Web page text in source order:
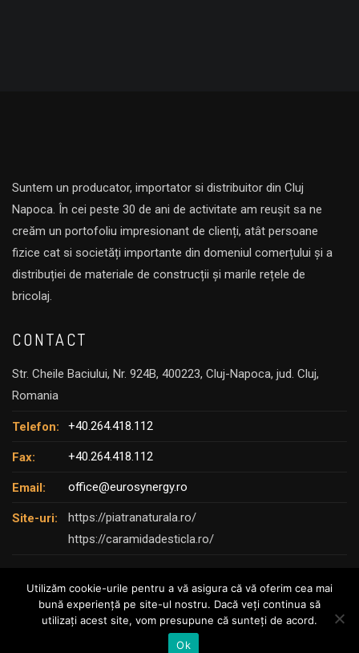
Suntem un producator, importator si distribuitor din Cluj
Napoca. În cei peste 30 de ani de activitate am reușit sa ne
creăm un portofoliu impresionant de clienți, atât persoane
fizice cat si societăți importante din domeniul comerțului și a
distribuției de materiale de construcții și marile rețele de
bricolaj.
CONTACT
Str. Cheile Baciului, Nr. 924B, 400223, Cluj-Napoca, jud. Cluj,
Romania
Telefon: +40.264.418.112
Fax: +40.264.418.112
Email: office@eurosynergy.ro
Site-uri:
https://piatranaturala.ro/
https://caramidadesticla.ro/
© Copyright 2025 – EURO SYNERGY
Utilizăm cookie-urile pentru a vă asigura că vă oferim cea mai
bună experiență pe site-ul nostru. Dacă veți continua să
utilizați acest site, vom presupune că sunteți de acord.
Ok